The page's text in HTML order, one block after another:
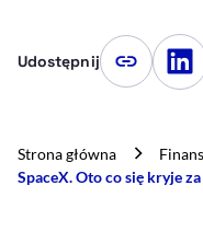
Udostępnij Kopiuj link
Strona główna
SpaceX. Oto co się kryje